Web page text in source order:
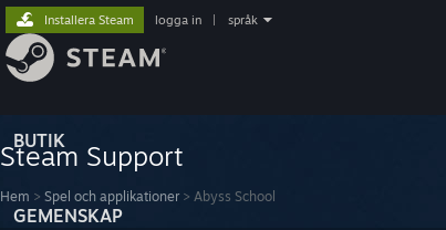
BUTIK
GEMENSKAP
Installera Steam logga in språk
Steam Support
Hem > Spel och applikationer > Abyss School